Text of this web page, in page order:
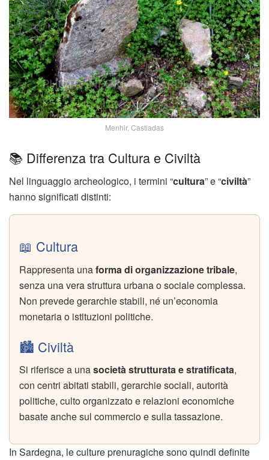
Menhir, Castiadas
📚 Differenza tra Cultura e Civiltà
Nel linguaggio archeologico, i termini “cultura” e “civiltà”
hanno significati distinti:
📖 Cultura
Rappresenta unaforma di organizzazione tribale,
senza una vera struttura urbana o sociale complessa.
Non prevede gerarchie stabili, né un’economia
monetaria o istituzioni politiche.
🏙️ Civiltà
Si riferisce a unasocietà strutturata e stratificata,
con centri abitati stabili, gerarchie sociali, autorità
politiche, culto organizzato e relazioni economiche
basate anche sul commercio e sulla tassazione.
In Sardegna, le culture prenuragiche sono quindi definite